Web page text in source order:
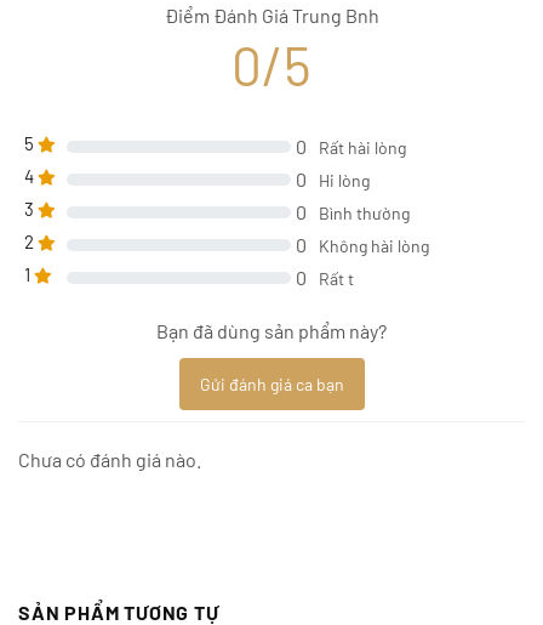
Điểm Đánh Giá Trung Bnh
0/5
5 0 Rất hài lòng
4 0 Hi lòng
3 0 Bình thường
2 0 Không hài lòng
1 0 Rất t
Bạn đã dùng sản phẩm này?
Gửi đánh giá ca bạn
Chưa có đánh giá nào.
SẢN PHẨM TƯƠNG TỰ